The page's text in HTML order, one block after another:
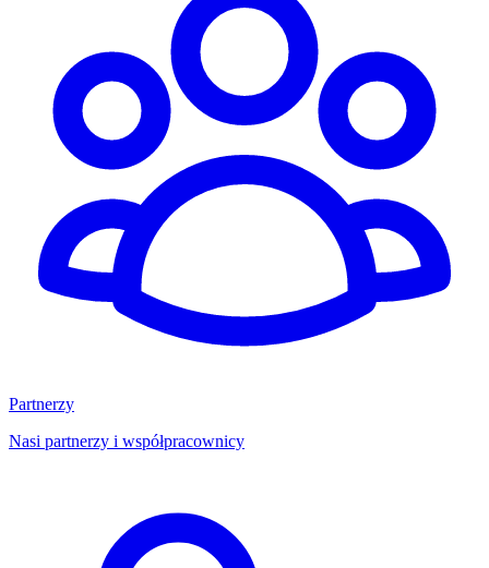
Partnerzy
Nasi partnerzy i współpracownicy